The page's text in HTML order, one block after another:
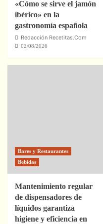
«Cómo se sirve el jamón
ibérico» en la
gastronomía española
Redacción Recetitas.Com
02/08/2026
Bares y Restaurantes
Bebidas
Mantenimiento regular
de dispensadores de
líquidos garantiza
higiene y eficiencia en